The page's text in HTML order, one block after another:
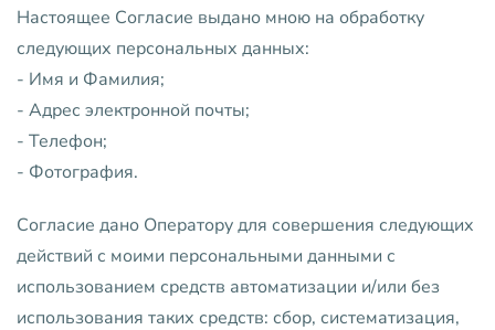
Настоящее Согласие выдано мною на обработку
следующих персональных данных:
- Имя и Фамилия;
- Адрес электронной почты;
- Телефон;
- Фотография.
Согласие дано Оператору для совершения следующих
действий с моими персональными данными с
использованием средств автоматизации и/или без
использования таких средств: сбор, систематизация,